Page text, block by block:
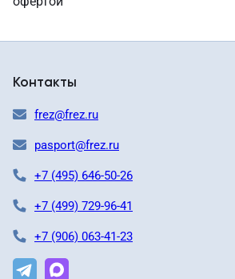
Контакты
frez@frez.ru
pasport@frez.ru
+7 (495) 646-50-26
+7 (499) 729-96-41
+7 (906) 063-41-23